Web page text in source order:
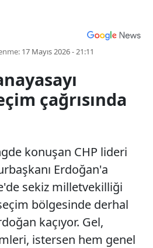
17 Mayıs 2026 - 21:11
çağrısında
konuşan CHP lideri
Erdoğan'a
sekiz milletvekilliği
bölgesinde derhal
kaçıyor. Gel,
istersen hem genel